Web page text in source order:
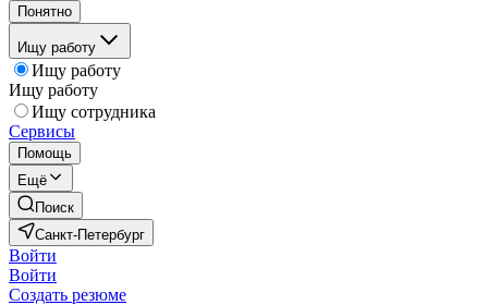
Понятно
Ищу работу
Ищу работу
Ищу работу
Ищу сотрудника
Сервисы
Помощь
Ещё
Поиск
Санкт-Петербург
Войти
Войти
Создать резюме